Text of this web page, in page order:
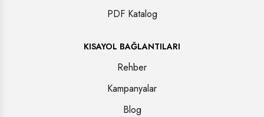
PDF Katalog
KISAYOL BAĞLANTILARI
Rehber
Kampanyalar
Blog